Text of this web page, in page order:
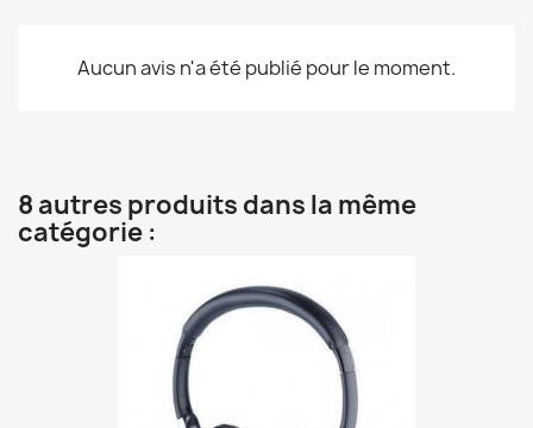
Aucun avis n'a été publié pour le moment.
8 autres produits dans la même
catégorie :